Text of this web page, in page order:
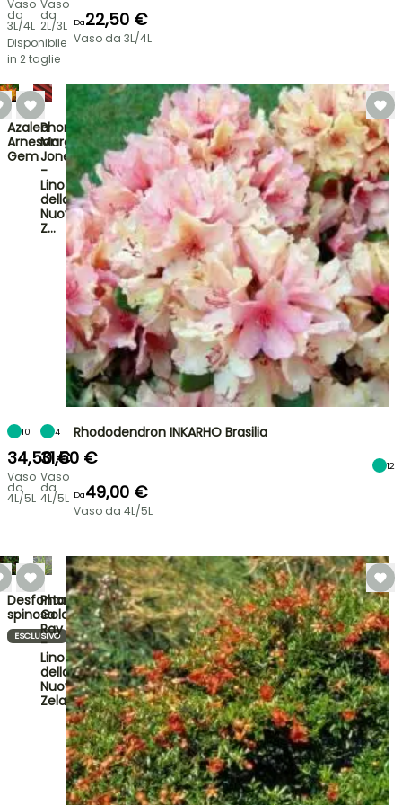
Vaso
da
3L/4L
Disponibile
in 2 taglie
Vaso
da
2L/3L Da22,50 €
Vaso da 3L/4L
Azalea
Arneson
Gem
10
34,50 €
Vaso
da
4L/5L
Phormium
Margaret
Jones
-
Lino
della
Nuova
Z…
4
31,50 €
Vaso
da
4L/5L
Rhododendron INKARHO Brasilia
12
Da49,00 €
Vaso da 4L/5L
Desfontainia
spinosa
ESCLUSIVO
Phormium
Golden
Ray
-
Lino
della
Nuova
Zelan…